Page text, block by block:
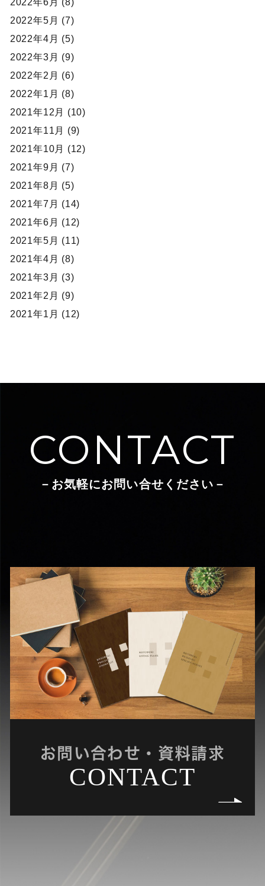
2022年6月 (8)
2022年5月 (7)
2022年4月 (5)
2022年3月 (9)
2022年2月 (6)
2022年1月 (8)
2021年12月 (10)
2021年11月 (9)
2021年10月 (12)
2021年9月 (7)
2021年8月 (5)
2021年7月 (14)
2021年6月 (12)
2021年5月 (11)
2021年4月 (8)
2021年3月 (3)
2021年2月 (9)
2021年1月 (12)
CONTACT
－お気軽にお問い合せください－
お問い合わせ・資料請求
CONTACT